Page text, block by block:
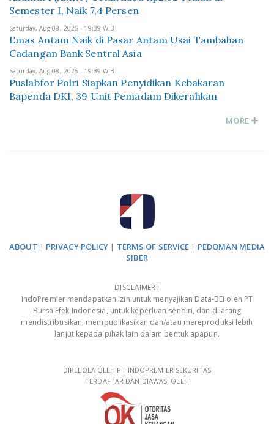
Semester I, Naik 7,4 Persen
Saturday, Aug 08, 2026 - 19:39 WIB
Emas Antam Naik di Pasar Antam Usai Tambahan
Cadangan Bank Sentral Asia
Saturday, Aug 08, 2026 - 19:39 WIB
Puslabfor Polri Siapkan Penyidikan Kebakaran
Bapenda DKI, 39 Unit Pemadam Dikerahkan
MORE
ABOUT | PRIVACY POLICY | TERMS OF SERVICE | PEDOMAN MEDIA
SIBER
DISCLAIMER :
IndoPremier mendapatkan izin untuk menyajikan Data-BEI oleh PT
Bursa Efek Indonesia, untuk keperluan sendiri, dan dilarang
mendistribusikan, mempublikasikan dan/atau mereproduksi lebih
lanjut kepada pihak lain dalam bentuk apapun.
DIKELOLA OLEH PT INDOPREMIER SEKURITAS
TERDAFTAR DAN DIAWASI OLEH